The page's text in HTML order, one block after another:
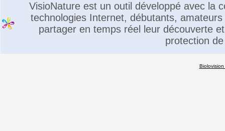
VisioNature est un outil développé avec la
technologies Internet, débutants,
partager en temps réel leur découverte
protection
Biolovision